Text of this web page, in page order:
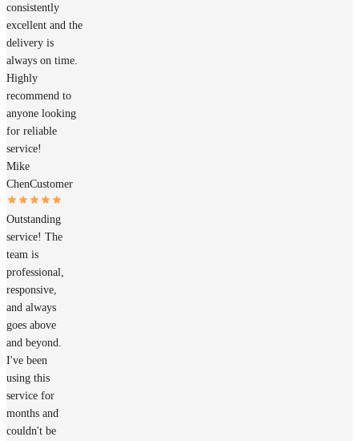
consistently
excellent and the
delivery is
always on time.
Highly
recommend to
anyone looking
for reliable
service!
Mike
ChenCustomer
Outstanding
service! The
team is
professional,
responsive,
and always
goes above
and beyond.
I've been
using this
service for
months and
couldn't be